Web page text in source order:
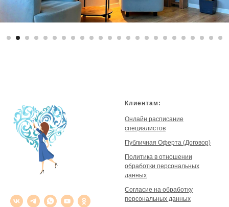
Клиентам:
Онлайн расписание
специалистов
Публичная Оферта (Договор)
Политика в отношении
обработки персональных
данных
Согласие на обработку
персональных данных